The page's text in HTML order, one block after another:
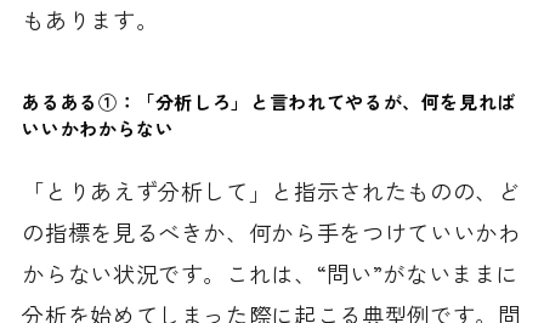
もあります。
あるある①：「分析しろ」と言われてやるが、何を見れば
いいかわからない
「とりあえず分析して」と指示されたものの、ど
の指標を見るべきか、何から手をつけていいかわ
からない状況です。これは、“問い”がないままに
分析を始めてしまった際に起こる典型例です。問